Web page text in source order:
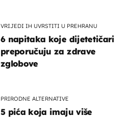
VRIJEDI IH UVRSTITI U PREHRANU
6 napitaka koje dijetetičari
preporučuju za zdrave
zglobove
PRIRODNE ALTERNATIVE
5 pića koja imaju više